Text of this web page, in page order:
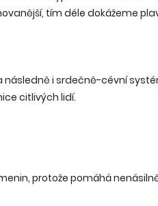
tím déle dokážeme
následně i srdečně-cévní
citlivých lidí.
protože pomáhá